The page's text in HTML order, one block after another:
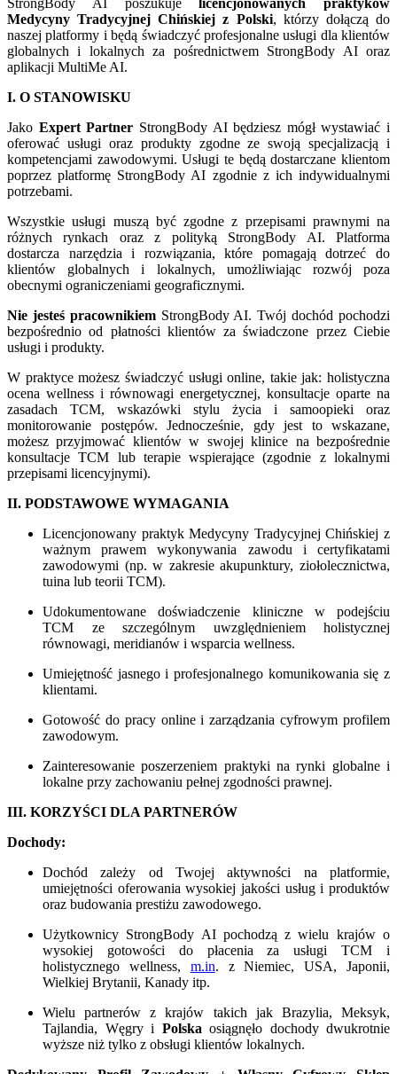
StrongBody AI poszukujelicencjonowanych praktyków
Medycyny Tradycyjnej Chińskiej z Polski, którzy dołączą do
naszej platformy i będą świadczyć profesjonalne usługi dla klientów
globalnych i lokalnych za pośrednictwem StrongBody AI oraz
aplikacji MultiMe AI.
I. O STANOWISKU
Jako Expert Partner StrongBody AI będziesz mógł wystawiać i
oferować usługi oraz produkty zgodne ze swoją specjalizacją i
kompetencjami zawodowymi. Usługi te będą dostarczane klientom
poprzez platformę StrongBody AI zgodnie z ich indywidualnymi
potrzebami.
Wszystkie usługi muszą być zgodne z przepisami prawnymi na
różnych rynkach oraz z polityką StrongBody AI. Platforma
dostarcza narzędzia i rozwiązania, które pomagają dotrzeć do
klientów globalnych i lokalnych, umożliwiając rozwój poza
obecnymi ograniczeniami geograficznymi.
Nie jesteś pracownikiemStrongBody AI. Twój dochód pochodzi
bezpośrednio od płatności klientów za świadczone przez Ciebie
usługi i produkty.
W praktyce możesz świadczyć usługi online, takie jak: holistyczna
ocena wellness i równowagi energetycznej, konsultacje oparte na
zasadach TCM, wskazówki stylu życia i samoopieki oraz
monitorowanie postępów. Jednocześnie, gdy jest to wskazane,
możesz przyjmować klientów w swojej klinice na bezpośrednie
konsultacje TCM lub terapie wspierające (zgodnie z lokalnymi
przepisami licencyjnymi).
II. PODSTAWOWE WYMAGANIA
Licencjonowany praktyk Medycyny Tradycyjnej Chińskiej z
ważnym prawem wykonywania zawodu i certyfikatami
zawodowymi (np. w zakresie akupunktury, ziołolecznictwa,
tuina lub teorii TCM).
Udokumentowane doświadczenie kliniczne w podejściu
TCM ze szczególnym uwzględnieniem holistycznej
równowagi, meridianów i wsparcia wellness.
Umiejętność jasnego i profesjonalnego komunikowania się z
klientami.
Gotowość do pracy online i zarządzania cyfrowym profilem
zawodowym.
Zainteresowanie poszerzeniem praktyki na rynki globalne i
lokalne przy zachowaniu pełnej zgodności prawnej.
III. KORZYŚCI DLA PARTNERÓW
Dochody:
Dochód zależy od Twojej aktywności na platformie,
umiejętności oferowania wysokiej jakości usług i produktów
oraz budowania prestiżu zawodowego.
Użytkownicy StrongBody AI pochodzą z wielu krajów o
wysokiej gotowości do płacenia za usługi TCM i
holistycznego wellness, m.in. z Niemiec, USA, Japonii,
Wielkiej Brytanii, Kanady itp.
Wielu partnerów z krajów takich jak Brazylia, Meksyk,
Tajlandia, Węgry i Polska osiągnęło dochody dwukrotnie
wyższe niż tylko z obsługi klientów lokalnych.